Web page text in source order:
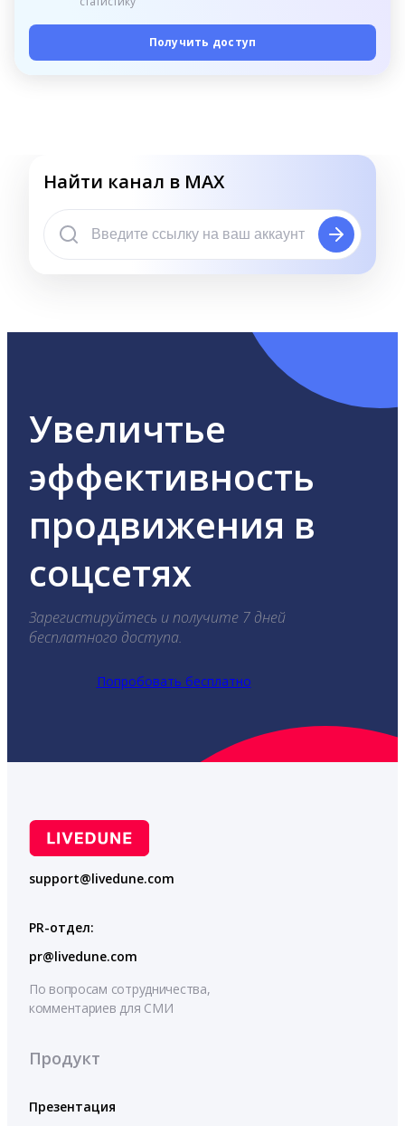
Получить доступ
Найти канал в MAX
Увеличтье
эффективность
продвижения в
соцсетях
Зарегистируйтесь и получите 7 дней
бесплатного доступа.
Попробовать бесплатно
support@livedune.com
PR-отдел:
pr@livedune.com
По вопросам сотрудничества,
комментариев для СМИ
Продукт
Презентация